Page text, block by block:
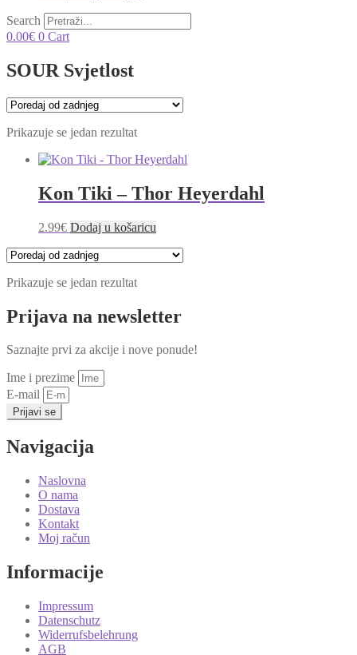
Search
0.00€ 0 Cart
SOUR Svjetlost
Prikazuje se jedan rezultat
Kon Tiki – Thor Heyerdahl
2.99€ Dodaj u košaricu
Prikazuje se jedan rezultat
Prijava na newsletter
Saznajte prvi za akcije i nove ponude!
Ime i prezime
E-mail
Prijavi se
Navigacija
Naslovna
O nama
Dostava
Kontakt
Moj račun
Informacije
Impressum
Datenschutz
Widerrufsbelehrung
AGB